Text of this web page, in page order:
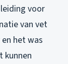
voor
van vet
het was
kunnen